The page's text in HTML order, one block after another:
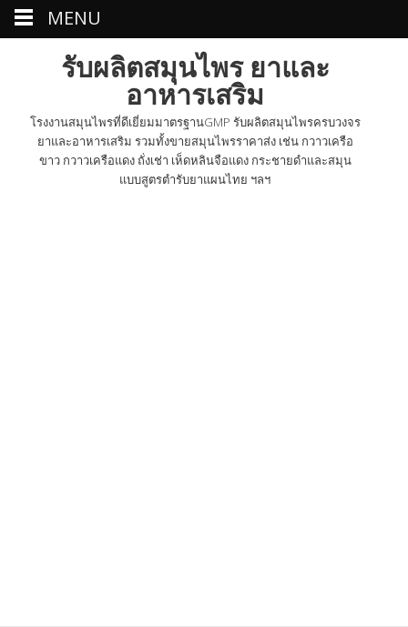
รับผลิตสมุนไพร ยาและ
อาหารเสริม
โรงงานสมุนไพรที่ดีเยี่ยมมาตรฐานGMP รับผลิตสมุนไพรครบวงจร
ยาและอาหารเสริม รวมทั้งขายสมุนไพรราคาส่ง เช่น กวาวเครือ
ขาว กวาวเครือแดง ถั่งเช่า เห็ดหลินจือแดง กระชายดำและสมุน
แบบสูตรตำรับยาแผนไทย ฯลฯ
MENU